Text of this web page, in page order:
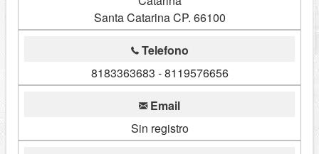
Santa Catarina CP. 66100
Telefono
8183363683 - 8119576656
Email
Sin registro